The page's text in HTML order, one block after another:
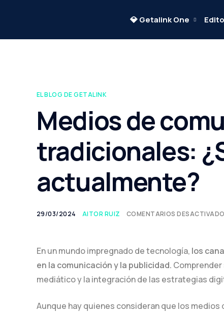
💎 Getalink One
EL BLOG DE GETALINK
Medios de
tradicionales:
actualmente?
29/03/2024 AITOR RUIZ COMENTARIOS
En un mundo impregnado de tecnología, los
en la comunicación y la publicidad. Comprender
mediático y la integración de las estrategias
Aunque hay quienes consideran que los